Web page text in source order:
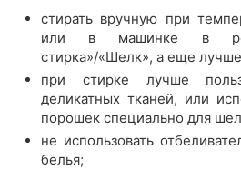
стирать вручную при
или в машинке в
стирка»/«Шелк», а еще
при стирке лучше
деликатных тканей, или
порошек специально для
не использовать
белья;